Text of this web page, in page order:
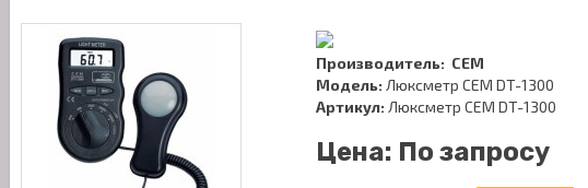
Производитель: CEM
Модель: Люксметр CEM DT-1300
Артикул: Люксметр CEM DT-1300
Цена: По запросу